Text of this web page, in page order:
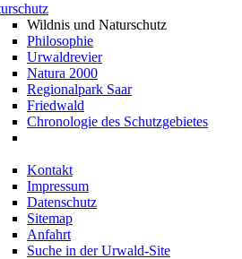
Wildnis und Naturschutz
Philosophie
Urwaldrevier
Natura 2000
Regionalpark Saar
Friedwald
Chronologie des Schutzgebietes
Kontakt
Impressum
Datenschutz
Sitemap
Anfahrt
Suche in der Urwald-Site